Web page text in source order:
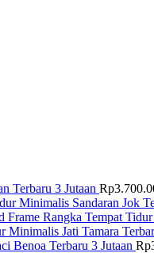
Terbaru 3 Jutaan Rp
Minimalis Sandaran Jok
Frame Rangka Tempat
Minimalis Jati Tamara
Benoa Terbaru 3 Jutaan Rp